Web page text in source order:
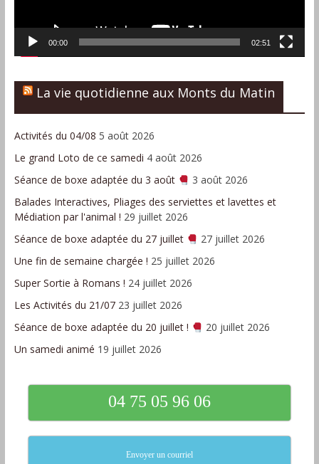
00:00 02:51
La vie quotidienne aux Monts du Matin
Activités du 04/08 5 août 2026
Le grand Loto de ce samedi 4 août 2026
Séance de boxe adaptée du 3 août
3 août 2026
Balades Interactives, Pliages des serviettes et lavettes et
Médiation par l'animal ! 29 juillet 2026
Séance de boxe adaptée du 27 juillet
27 juillet 2026
Une fin de semaine chargée ! 25 juillet 2026
Super Sortie à Romans ! 24 juillet 2026
Les Activités du 21/07 23 juillet 2026
Séance de boxe adaptée du 20 juillet !
20 juillet 2026
Un samedi animé 19 juillet 2026
04 75 05 96 06
Envoyer un courriel